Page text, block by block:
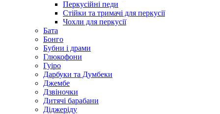
Перкусійні педи
Стійки та тримачі для перкусії
Чохли для перкусії
Бата
Бонго
Бубни і драми
Глюкофони
Гуіро
Дарбуки та Думбеки
Джембе
Дзвіночки
Дитячі барабани
Діджеріду